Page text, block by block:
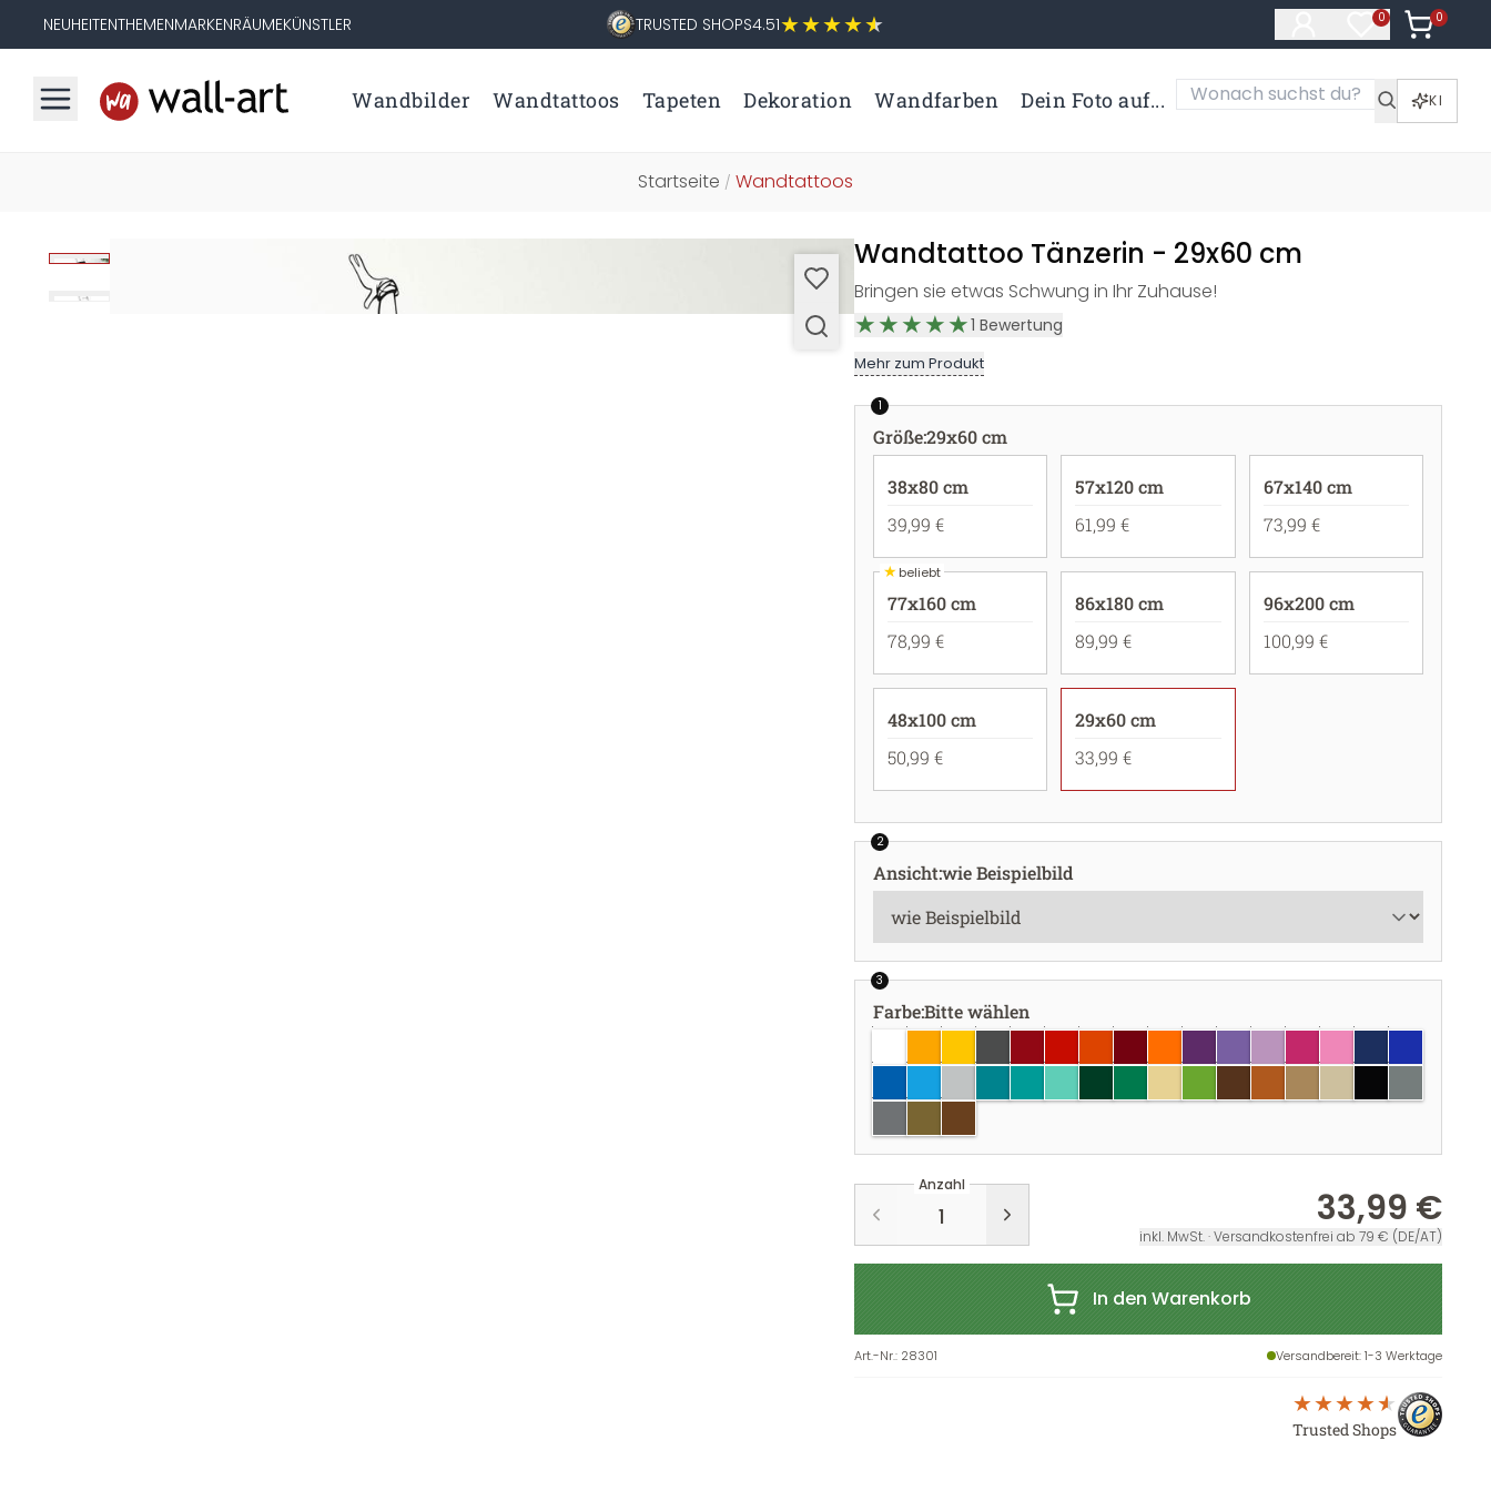
NEUHEITENTHEMENMARKENRÄUMEKÜNSTLER TRUSTED SHOPS4.51 0
Artikel im
0
Artikel
Wandbilder Wandtattoos Tapeten Dekoration Wandfarben Dein Foto auf... KI
Startseite / Wandtattoos
Wandtattoo Tänzerin - 29x60 cm
Bringen sie etwas Schwung in Ihr Zuhause!
1 Bewertung
Mehr zum Produkt
1
Größe:29x60 cm
38x80 cm
39,99 €
57x120 cm
61,99 €
67x140 cm
73,99 €
★beliebt
77x160 cm
78,99 €
86x180 cm
89,99 €
96x200 cm
100,99 €
48x100 cm
50,99 €
29x60 cm
33,99 €
2
Ansicht:wie Beispielbild
3
Farbe:Bitte wählen
Anzahl
33,99 €
inkl. MwSt. · Versandkostenfrei ab 79 € (DE/AT)
In den Warenkorb
Art.-Nr.: 28301 Versandbereit: 1-3 Werktage
Trusted Shops